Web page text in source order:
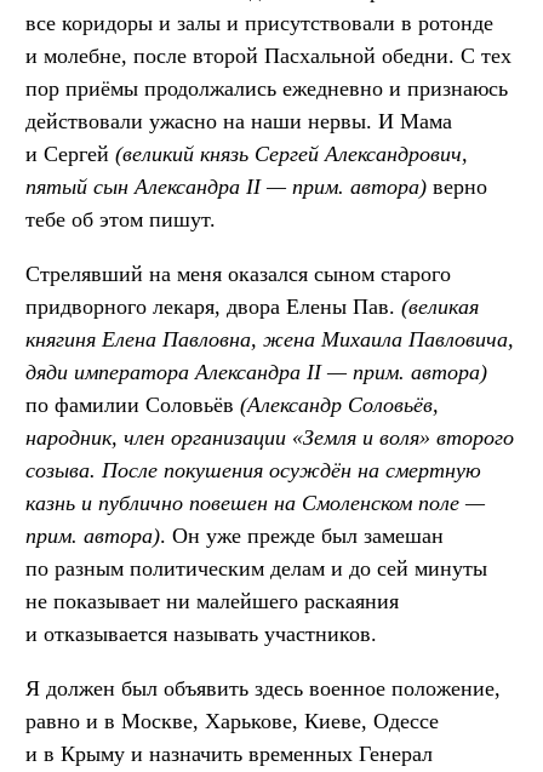
все коридоры и залы и присутствовали в ротонде
и молебне, после второй Пасхальной обедни. С тех
пор приёмы продолжались ежедневно и признаюсь
действовали ужасно на наши нервы. И Мама
и Сергей (великий князь Сергей Александрович,
пятый сын Александра II — прим. автора) верно
тебе об этом пишут.
Стрелявший на меня оказался сыном старого
придворного лекаря, двора Елены Пав. (великая
княгиня Елена Павловна, жена Михаила Павловича,
дяди императора Александра II — прим. автора)
по фамилии Соловьёв (Александр Соловьёв,
народник, член организации «Земля и воля» второго
созыва. После покушения осуждён на смертную
казнь и публично повешен на Смоленском поле —
прим. автора). Он уже прежде был замешан
по разным политическим делам и до сей минуты
не показывает ни малейшего раскаяния
и отказывается называть участников.
Я должен был объявить здесь военное положение,
равно и в Москве, Харькове, Киеве, Одессе
и в Крыму и назначить временных Генерал